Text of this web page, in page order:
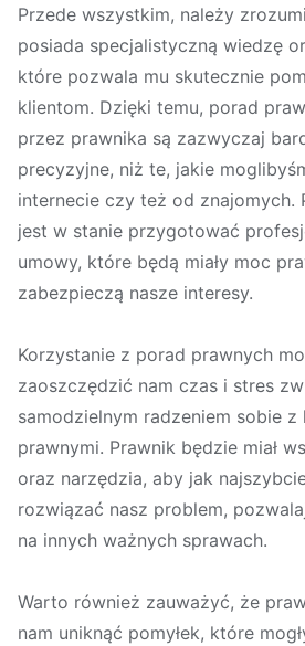
Przede wszystkim, należy
posiada specjalistyczną wiedzę
które pozwala mu skutecznie
klientom. Dzięki temu, porad
przez prawnika są zazwyczaj
precyzyjne, niż te, jakie
internecie czy też od znajomych.
jest w stanie przygotować
umowy, które będą miały moc
zabezpieczą nasze interesy.
Korzystanie z porad prawnych
zaoszczędzić nam czas i stres
samodzielnym radzeniem sobie
prawnymi. Prawnik będzie miał
oraz narzędzia, aby jak
rozwiązać nasz problem,
na innych ważnych sprawach.
Warto również zauważyć, że
nam uniknąć pomyłek, które